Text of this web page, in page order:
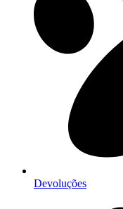
Devoluções